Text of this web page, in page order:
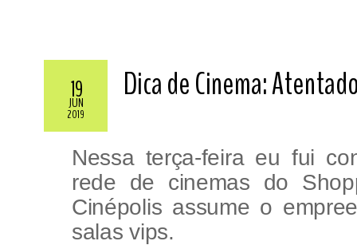
19
JUN
2019
Dica de Cinema:
Nessa terça-feira eu fui
rede de cinemas do
Cinépolis assume o
salas vips.